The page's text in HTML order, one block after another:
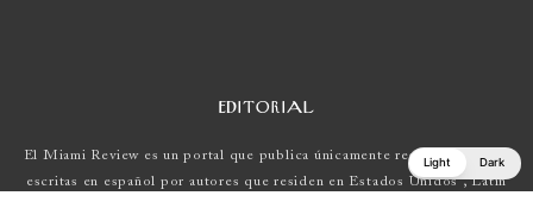
EDITORIAL
El Miami Review es un portal que publica únicamente reseñas de obras
escritas en español por autores que residen en Estados Unidos , Latin
Light Dark